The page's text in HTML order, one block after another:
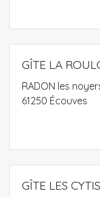
GÎTE LA
RADON les
61250 Écouves
GÎTE LES